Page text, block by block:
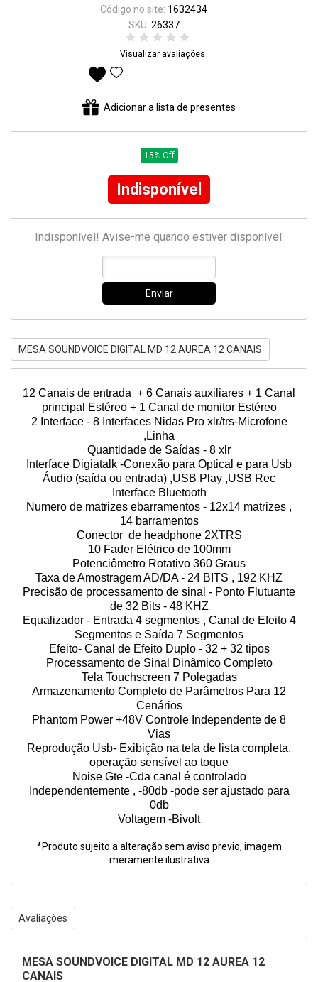
Código no site: 1632434
SKU: 26337
Visualizar avaliações
Adicionar a lista de presentes
15% Off
Indisponível
Indisponível! Avise-me quando estiver disponível:
Enviar
MESA SOUNDVOICE DIGITAL MD 12 AUREA 12 CANAIS
12 Canais de entrada + 6 Canais auxiliares + 1 Canal
principal Estéreo + 1 Canal de monitor Estéreo
2 Interface - 8 Interfaces Nidas Pro xlr/trs-Microfone
,Linha
Quantidade de Saídas - 8 xlr
Interface Digiatalk -Conexão para Optical e para Usb
Áudio (saída ou entrada) ,USB Play ,USB Rec
Interface Bluetooth
Numero de matrizes ebarramentos - 12x14 matrizes ,
14 barramentos
Conector de headphone 2XTRS
10 Fader Elétrico de 100mm
Potenciômetro Rotativo 360 Graus
Taxa de Amostragem AD/DA - 24 BITS , 192 KHZ
Precisão de processamento de sinal - Ponto Flutuante
de 32 Bits - 48 KHZ
Equalizador - Entrada 4 segmentos , Canal de Efeito 4
Segmentos e Saída 7 Segmentos
Efeito- Canal de Efeito Duplo - 32 + 32 tipos
Processamento de Sinal Dinâmico Completo
Tela Touchscreen 7 Polegadas
Armazenamento Completo de Parâmetros Para 12
Cenários
Phantom Power +48V Controle Independente de 8
Vias
Reprodução Usb- Exibição na tela de lista completa,
operação sensível ao toque
Noise Gte -Cda canal é controlado
Independentemente , -80db -pode ser ajustado para
0db
Voltagem -Bivolt
*Produto sujeito a alteração sem aviso previo, imagem
meramente ilustrativa
Avaliações
MESA SOUNDVOICE DIGITAL MD 12 AUREA 12
CANAIS